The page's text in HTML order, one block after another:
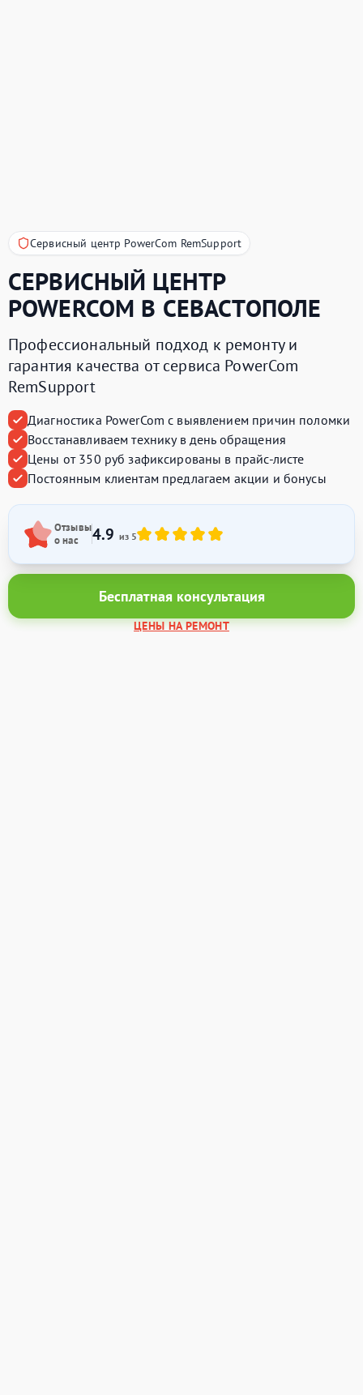
Сервисный центр PowerCom RemSupport
СЕРВИСНЫЙ ЦЕНТР
POWERCOM В СЕВАСТОПОЛЕ
Профессиональный подход к ремонту и
гарантия качества от сервиса PowerCom
RemSupport
Диагностика PowerCom с выявлением причин поломки
Восстанавливаем технику в день обращения
Цены от 350 руб зафиксированы в прайс-листе
Постоянным клиентам предлагаем акции и бонусы
Отзывы
о нас
4.9 из 5
Бесплатная консультация
ЦЕНЫ НА РЕМОНТ